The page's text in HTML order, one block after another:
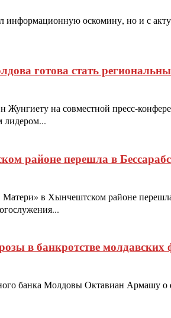
информационную оскомину, но и с
готова стать
Жунгиету на совместной пресс-
лидером...
районе перешла в
в Хынчештском районе
в банкротстве молдавских
банка Молдовы Октавиан Армашу о